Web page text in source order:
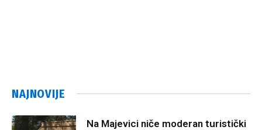
NAJNOVIJE
Na Majevici niče moderan turistički